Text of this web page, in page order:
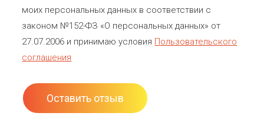
моих персональных данных в соответствии с
законом №152-ФЗ «О персональных данных» от
27.07.2006 и принимаю условия Пользовательского
соглашения